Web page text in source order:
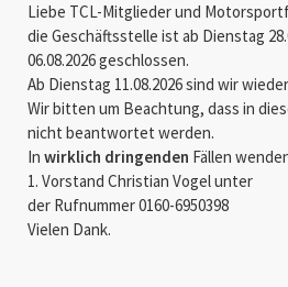
Liebe TCL-Mitglieder und
die Geschäftsstelle ist ab Dienstag
06.08.2026 geschlossen.
Ab Dienstag 11.08.2026 sind wir
Wir bitten um Beachtung, dass in
nicht beantwortet werden.
In wirklich dringenden Fällen
1. Vorstand Christian Vogel unter
der Rufnummer 0160-6950398
Vielen Dank.